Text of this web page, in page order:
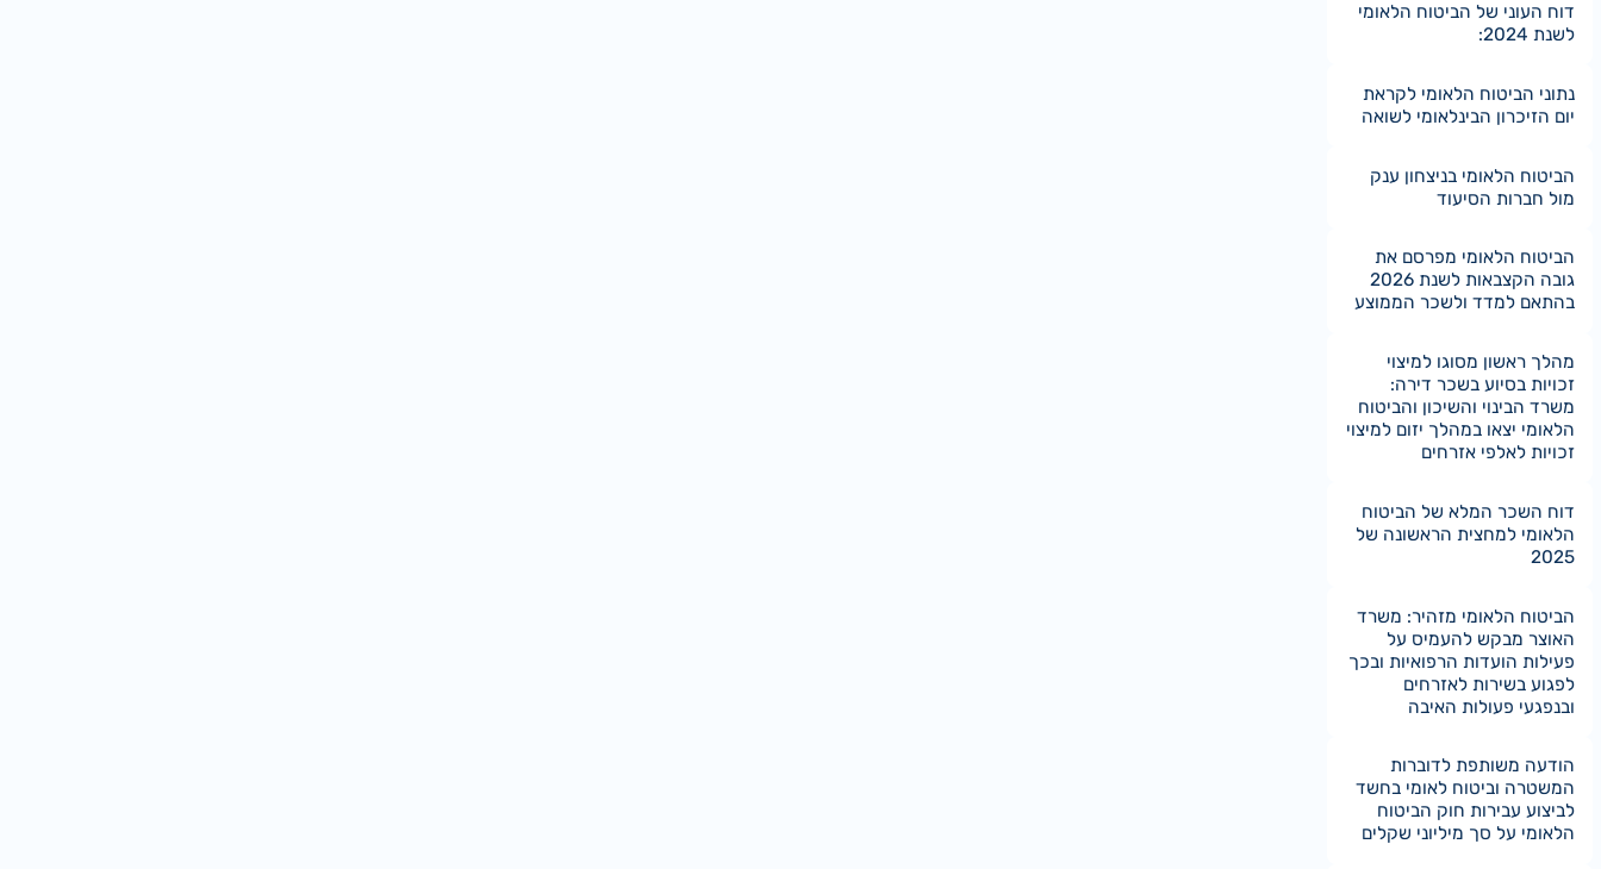
דוח העוני של הביטוח הלאומי
לשנת 2024:
נתוני הביטוח הלאומי לקראת
יום הזיכרון הבינלאומי לשואה
הביטוח הלאומי בניצחון ענק
מול חברות הסיעוד
הביטוח הלאומי מפרסם את
גובה הקצבאות לשנת 2026
בהתאם למדד ולשכר הממוצע
מהלך ראשון מסוגו למיצוי
זכויות בסיוע בשכר דירה:
משרד הבינוי והשיכון והביטוח
הלאומי יצאו במהלך יזום למיצוי
זכויות לאלפי אזרחים
דוח השכר המלא של הביטוח
הלאומי למחצית הראשונה של
2025
הביטוח הלאומי מזהיר: משרד
האוצר מבקש להעמיס על
פעילות הועדות הרפואיות ובכך
לפגוע בשירות לאזרחים
ובנפגעי פעולות האיבה
הודעה משותפת לדוברות
המשטרה וביטוח לאומי בחשד
לביצוע עבירות חוק הביטוח
הלאומי על סך מיליוני שקלים